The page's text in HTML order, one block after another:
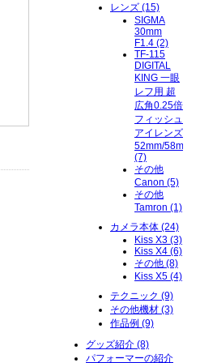
レンズ (15)
SIGMA
30mm
F1.4 (2)
TF-115
DIGITAL
KING 一眼
レフ用 超
広角0.25倍
フィッシュ
アイレンズ
52mm/58mm/62mm
(7)
その他
Canon (5)
その他
Tamron (1)
カメラ本体 (24)
Kiss X3 (3)
Kiss X4 (6)
その他 (8)
Kiss X5 (4)
テクニック (9)
その他機材 (3)
作品例 (9)
グッズ紹介 (8)
パフォーマーの紹介